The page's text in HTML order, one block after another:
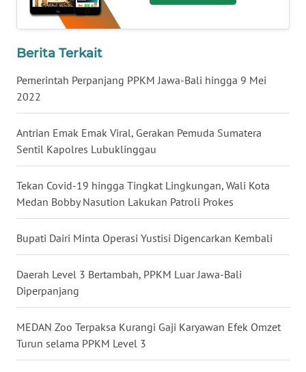
Berita Terkait
Pemerintah Perpanjang PPKM Jawa-Bali hingga 9 Mei
2022
Antrian Emak Emak Viral, Gerakan Pemuda Sumatera
Sentil Kapolres Lubuklinggau
Tekan Covid-19 hingga Tingkat Lingkungan, Wali Kota
Medan Bobby Nasution Lakukan Patroli Prokes
Bupati Dairi Minta Operasi Yustisi Digencarkan Kembali
Daerah Level 3 Bertambah, PPKM Luar Jawa-Bali
Diperpanjang
MEDAN Zoo Terpaksa Kurangi Gaji Karyawan Efek Omzet
Turun selama PPKM Level 3
WN
KALTARA
WN
KALSEL
WN
KALTIM
WN
SULSEL
WN
SULUT
MALUKU